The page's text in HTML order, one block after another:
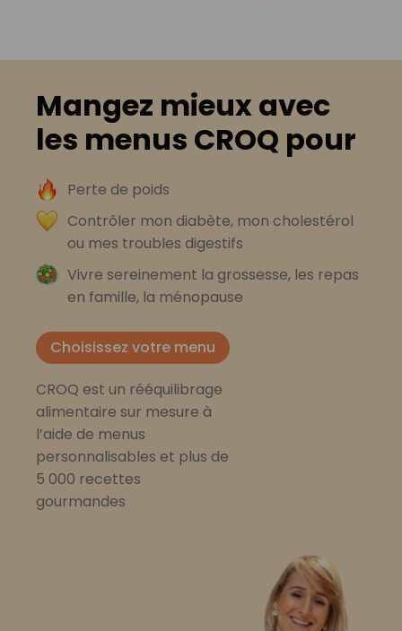
Mangez mieux avec
les menus CROQ pour
Perte de poids
Contrôler mon diabète, mon cholestérol
ou mes troubles digestifs
Vivre sereinement la grossesse, les repas
en famille, la ménopause
Choisissez votre menu
CROQ est un rééquilibrage
alimentaire sur mesure à
l’aide de menus
personnalisables et plus de
5 000 recettes
gourmandes